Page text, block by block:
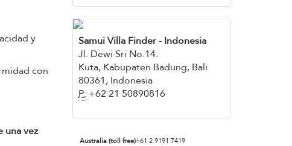
y
con
una vez
Samui Villa Finder - Indonesia
Jl. Dewi Sri No.14.
Kuta, Kabupaten Badung, Bali
80361, Indonesia
P: +62 21 50890816
Australia (toll free)+61 2 9191 7419